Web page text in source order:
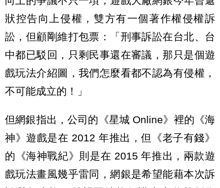
狀控告向上侵權，雙方有一個著作權侵權訴
訟，但顧剛維打包票：「刑事訴訟在台北、台
中都已駁回，只剩民事還在審議，那只是個遊
戲玩法介紹圖，我們怎麼看都不認為有侵權，
不可能成立的！」
但網銀指出，公司的《星城 Online》裡的《海
神》遊戲是在 2012 年推出，但《老子有錢》
的《海神戰紀》則是在 2015 年推出，兩款遊
戲玩法畫風幾乎雷同，網銀是希望能藉本次訴